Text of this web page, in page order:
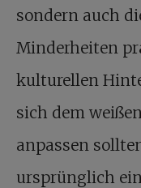
sondern auch
Minderheiten
kulturellen
sich dem
anpassen
ursprünglich